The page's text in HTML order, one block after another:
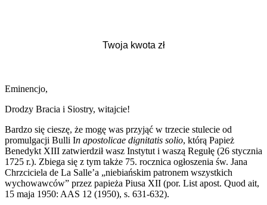
Eminencjo,
Drodzy Bracia i Siostry, witajcie!
Bardzo się cieszę, że mogę was przyjąć w trzecie stulecie od
promulgacji Bulli In apostolicae dignitatis solio, którą Papież
Benedykt XIII zatwierdził wasz Instytut i waszą Regułę (26 stycznia
1725 r.). Zbiega się z tym także 75. rocznica ogłoszenia św. Jana
Chrzciciela de La Salle’a „niebiańskim patronem wszystkich
wychowawców” przez papieża Piusa XII (por. List apost. Quod ait,
15 maja 1950: AAS 12 (1950), s. 631-632).